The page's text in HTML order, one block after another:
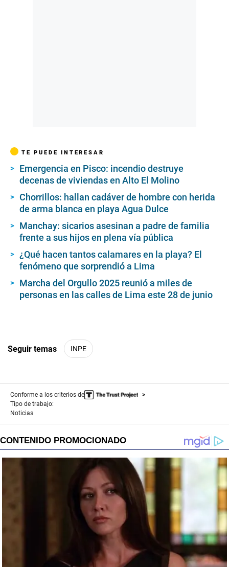
TE PUEDE INTERESAR
Emergencia en Pisco: incendio destruye
decenas de viviendas en Alto El Molino
Chorrillos: hallan cadáver de hombre con herida
de arma blanca en playa Agua Dulce
Manchay: sicarios asesinan a padre de familia
frente a sus hijos en plena vía pública
¿Qué hacen tantos calamares en la playa? El
fenómeno que sorprendió a Lima
Marcha del Orgullo 2025 reunió a miles de
personas en las calles de Lima este 28 de junio
Seguir temas INPE
Conforme a los criterios de
Tipo de trabajo:
Noticias